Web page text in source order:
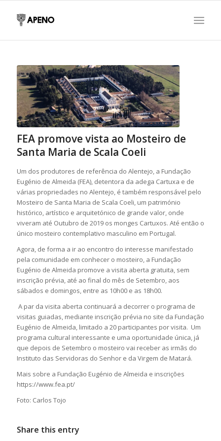
FEA promove vista ao Mosteiro de
Santa Maria de Scala Coeli
Um dos produtores de referência do Alentejo, a Fundação
Eugénio de Almeida (FEA), detentora da adega Cartuxa e de
várias propriedades no Alentejo, é também responsável pelo
Mosteiro de Santa Maria de Scala Coeli, um património
histórico, artístico e arquitetónico de grande valor, onde
viveram até Outubro de 2019 os monges Cartuxos. Até então o
único mosteiro contemplativo masculino em Portugal.
Agora, de forma a ir ao encontro do interesse manifestado
pela comunidade em conhecer o mosteiro, a Fundação
Eugénio de Almeida promove a visita aberta gratuita, sem
inscrição prévia, até ao final do mês de Setembro, aos
sábados e domingos, entre as 10h00 e as 18h00.
A par da visita aberta continuará a decorrer o programa de
visitas guiadas, mediante inscrição prévia no site da Fundação
Eugénio de Almeida, limitado a 20 participantes por visita. Um
programa cultural interessante e uma oportunidade única, já
que depois de Setembro o mosteiro vai receber as irmãs do
Instituto das Servidoras do Senhor e da Virgem de Matará.
Mais sobre a Fundação Eugénio de Almeida e inscrições
https://www.fea.pt/
Foto: Carlos Tojo
Share this entry